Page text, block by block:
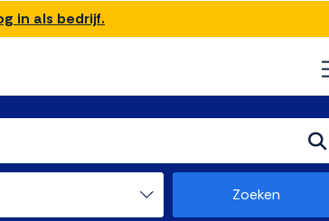
in als bedrijf.
Zoeken